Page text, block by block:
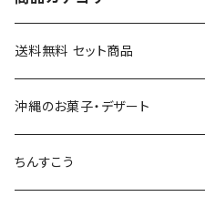
送料無料 セット商品
おつまみセット
黒糖セット
沖縄のお菓子・デザート
ちんすこう